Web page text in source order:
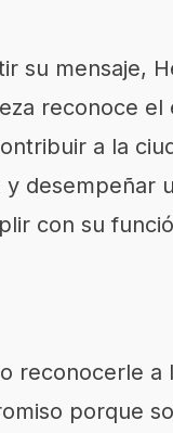
su mensaje,
reconoce el
a la
y desempeñar
con su
reconocerle
porque